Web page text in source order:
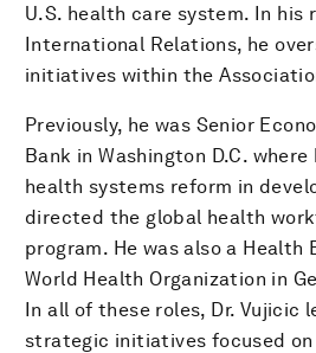
U.S. health care system. In his
International Relations, he
initiatives within the
Previously, he was Senior
Bank in Washington D.C.
health systems reform in
directed the global health
program. He was also a
World Health Organization in
In all of these roles, Dr. Vujicic
strategic initiatives focused